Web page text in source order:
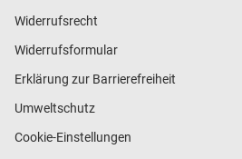
Widerrufsrecht
Widerrufsformular
Erklärung zur Barrierefreiheit
Umweltschutz
Cookie-Einstellungen